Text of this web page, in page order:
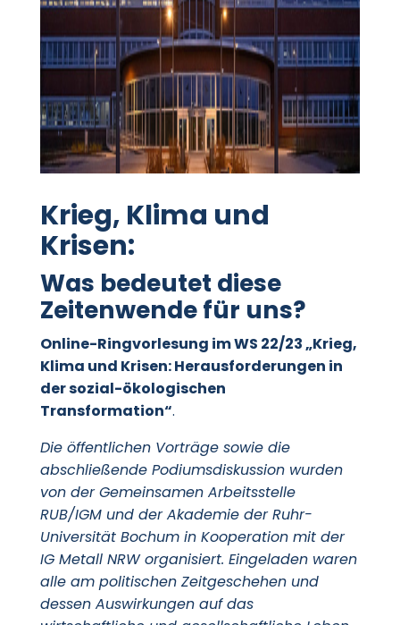
Krieg, Klima und
Krisen:
Was bedeutet diese
Zeitenwende für uns?
Online-Ringvorlesung im WS 22/23 „Krieg,
Klima und Krisen: Herausforderungen in
der sozial-ökologischen
Transformation“.
Die öffentlichen Vorträge sowie die
abschließende Podiumsdiskussion wurden
von der Gemeinsamen Arbeitsstelle
RUB/IGM und der Akademie der Ruhr-
Universität Bochum in Kooperation mit der
IG Metall NRW organisiert. Eingeladen waren
alle am politischen Zeitgeschehen und
dessen Auswirkungen auf das